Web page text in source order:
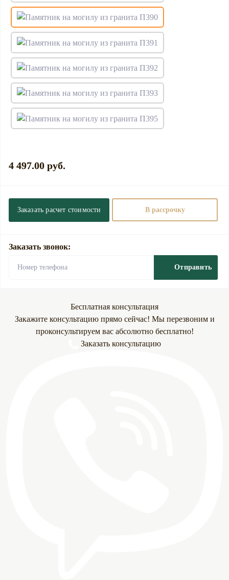
4 497.00 руб.
Заказать расчет стоимости В рассрочку
Заказать звонок:
Отправить
Бесплатная консультация
Закажите консультацию прямо сейчас! Мы перезвоним и
проконсультируем вас абсолютно бесплатно!
Заказать консультацию